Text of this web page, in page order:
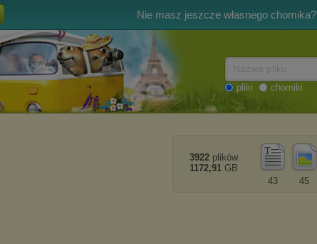
Nie masz jeszcze własnego chomika?
pliki chomiki
45
43
3922 plików
1172,91 GB